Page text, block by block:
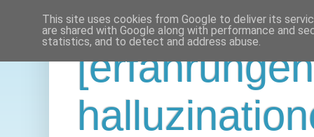
This site uses cookies from Google to deliver its
are shared with Google along with performance and
statistics, and to detect and address abuse.